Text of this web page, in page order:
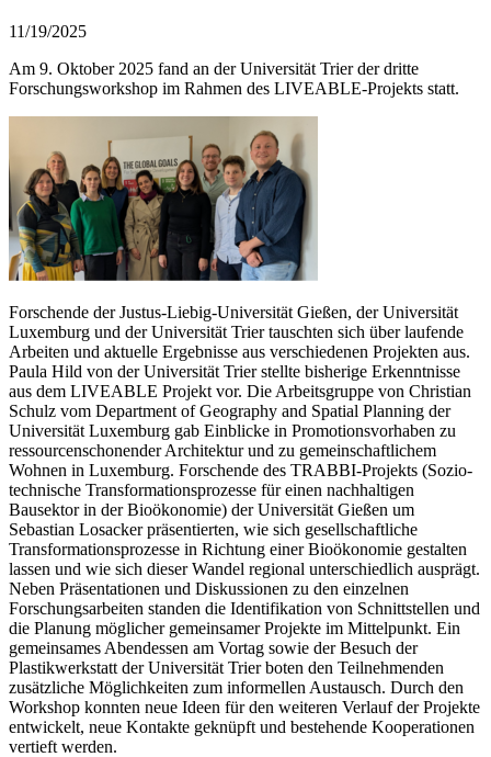
11/19/2025
Am 9. Oktober 2025 fand an der Universität Trier der dritte
Forschungsworkshop im Rahmen des LIVEABLE-Projekts statt.
Forschende der Justus-Liebig-Universität Gießen, der Universität
Luxemburg und der Universität Trier tauschten sich über laufende
Arbeiten und aktuelle Ergebnisse aus verschiedenen Projekten aus.
Paula Hild von der Universität Trier stellte bisherige Erkenntnisse
aus dem LIVEABLE Projekt vor. Die Arbeitsgruppe von Christian
Schulz vom Department of Geography and Spatial Planning der
Universität Luxemburg gab Einblicke in Promotionsvorhaben zu
ressourcenschonender Architektur und zu gemeinschaftlichem
Wohnen in Luxemburg. Forschende des TRABBI-Projekts (Sozio-
technische Transformationsprozesse für einen nachhaltigen
Bausektor in der Bioökonomie) der Universität Gießen um
Sebastian Losacker präsentierten, wie sich gesellschaftliche
Transformationsprozesse in Richtung einer Bioökonomie gestalten
lassen und wie sich dieser Wandel regional unterschiedlich ausprägt.
Neben Präsentationen und Diskussionen zu den einzelnen
Forschungsarbeiten standen die Identifikation von Schnittstellen und
die Planung möglicher gemeinsamer Projekte im Mittelpunkt. Ein
gemeinsames Abendessen am Vortag sowie der Besuch der
Plastikwerkstatt der Universität Trier boten den Teilnehmenden
zusätzliche Möglichkeiten zum informellen Austausch. Durch den
Workshop konnten neue Ideen für den weiteren Verlauf der Projekte
entwickelt, neue Kontakte geknüpft und bestehende Kooperationen
vertieft werden.